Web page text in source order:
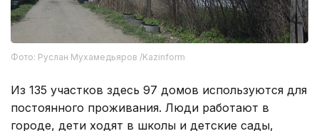
Фото: Руслан Мухамедьяров /Kazinform
Из 135 участков здесь 97 домов используются для
постоянного проживания. Люди работают в
городе, дети ходят в школы и детские сады,